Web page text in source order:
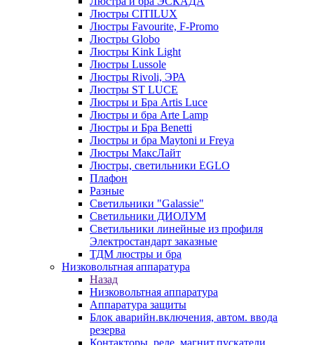
Люстры CITILUX
Люстры Favourite, F-Promo
Люстры Globo
Люстры Kink Light
Люстры Lussole
Люстры Rivoli, ЭРА
Люстры ST LUCE
Люстры и Бра Artis Luce
Люстры и бра Arte Lamp
Люстры и Бра Benetti
Люстры и бра Maytoni и Freya
Люстры МаксЛайт
Люстры, светильники EGLO
Плафон
Разные
Светильники "Galassie"
Светильники ДИОЛУМ
Светильники линейные из профиля
Электростандарт заказные
ТДМ люстры и бра
Низковольтная аппаратура
Назад
Низковольтная аппаратура
Аппаратура защиты
Блок аварийн.включения, автом. ввода
резерва